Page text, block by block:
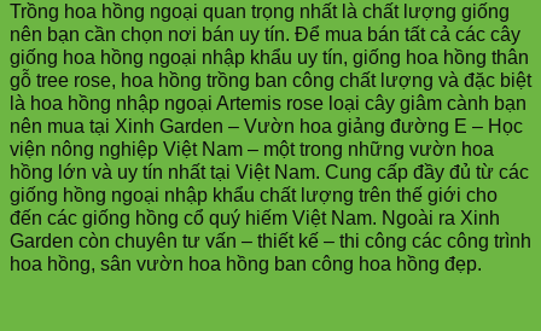
Trồng hoa hồng ngoại quan trọng nhất là chất lượng giống
nên bạn cần chọn nơi bán uy tín. Để mua bán tất cả các cây
giống hoa hồng ngoại nhập khẩu uy tín, giống hoa hồng thân
gỗ tree rose, hoa hồng trồng ban công chất lượng và đặc biệt
là hoa hồng nhập ngoại Artemis rose loại cây giâm cành bạn
nên mua tại Xinh Garden – Vườn hoa giảng đường E – Học
viện nông nghiệp Việt Nam – một trong những vườn hoa
hồng lớn và uy tín nhất tại Việt Nam. Cung cấp đầy đủ từ các
giống hồng ngoại nhập khẩu chất lượng trên thế giới cho
đến các giống hồng cổ quý hiếm Việt Nam. Ngoài ra Xinh
Garden còn chuyên tư vấn – thiết kế – thi công các công trình
hoa hồng, sân vườn hoa hồng ban công hoa hồng đẹp.